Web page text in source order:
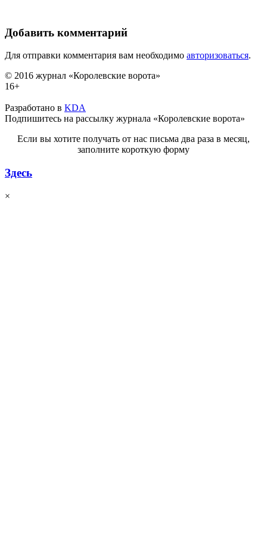
Добавить комментарий
Для отправки комментария вам необходимо авторизоваться.
© 2016 журнал «Королевские ворота»
16+
Разработано в KDA
Подпишитесь на рассылку журнала «Королевские ворота»
Если вы хотите получать от нас письма два раза в месяц,
заполните короткую форму
Здесь
×